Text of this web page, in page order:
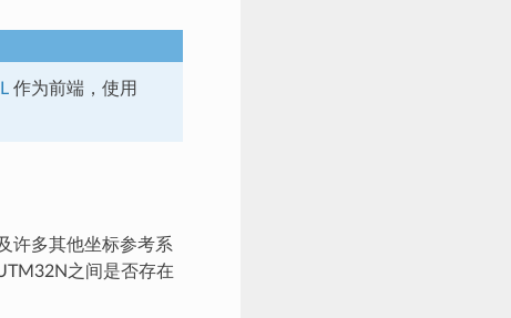
作为前端，使用
许多其他坐标参考系
之间是否存在